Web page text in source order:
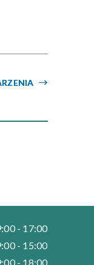
- 17:00
- 15:00
- 18:00